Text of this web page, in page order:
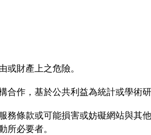
或財產上之危險。
合作，基於公共利益為統計或學術
務條款或可能損害或妨礙網站與其
所必要者。